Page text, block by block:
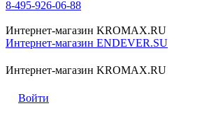
8-495-926-06-88
Интернет-магазин KROMAX.RU
Интернет-магазин ENDEVER.SU
Интернет-магазин KROMAX.RU
Войти